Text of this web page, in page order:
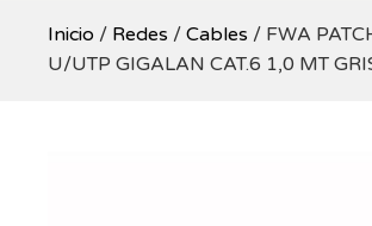
Inicio / Redes / Cables / FWA
U/UTP GIGALAN CAT.6 1,0 MT